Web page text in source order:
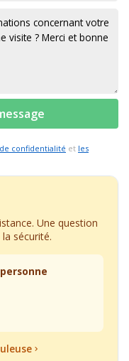
confidentialité et les
Une question
sécurité.